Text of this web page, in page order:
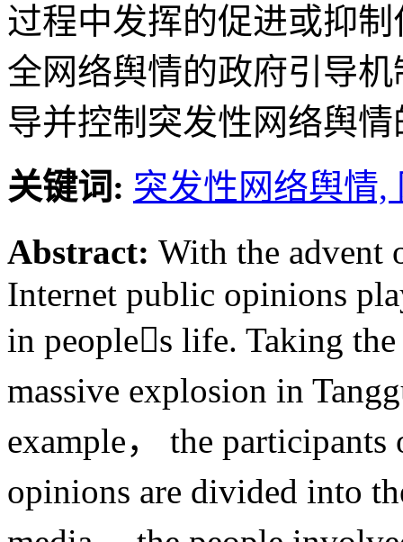
过程中发挥的促进或抑
全网络舆情的政府引导
导并控制突发性网络舆
关键词: 突发性网络舆情,
Abstract: With the advent
Internet public opinions
in peoples life. Taking
massive explosion in
example， the
opinions are divided into